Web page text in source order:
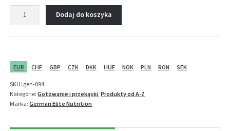
Dodaj do koszyka
EUR CHF GBP CZK DKK HUF NOK PLN RON SEK
SKU: gen-094
Kategorie:Gotowanie i przekąski,Produkty od A-Z
Marka:German Elite Nutrition